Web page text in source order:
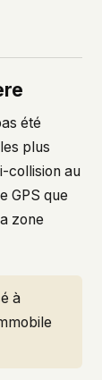
été
plus
collision au
GPS que
zone
à